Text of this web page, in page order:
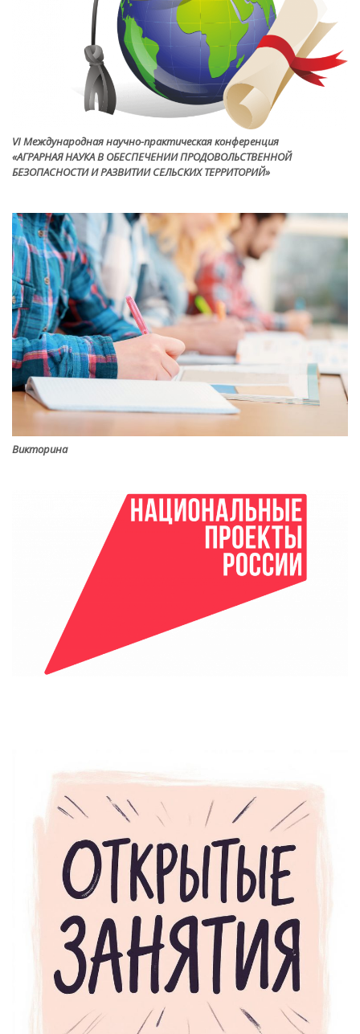
VI Международная научно-практическая конференция
«АГРАРНАЯ НАУКА В ОБЕСПЕЧЕНИИ ПРОДОВОЛЬСТВЕННОЙ
БЕЗОПАСНОСТИ И РАЗВИТИИ СЕЛЬСКИХ ТЕРРИТОРИЙ»
Викторина